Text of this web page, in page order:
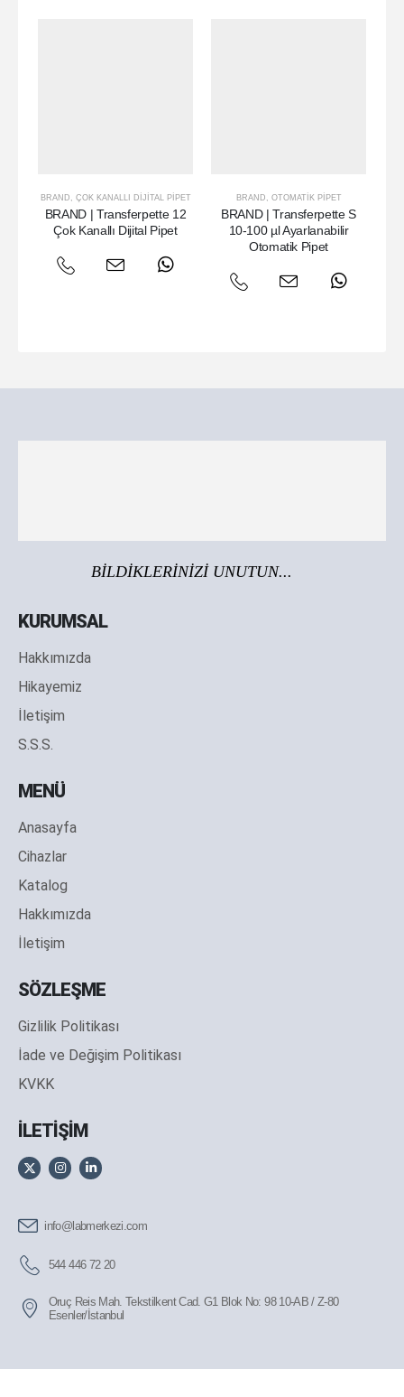
BRAND , ÇOK KANALLI DIJITAL PIPET
BRAND | Transferpette 12
Çok Kanallı Dijital Pipet
BRAND , OTOMATIK PIPET
BRAND | Transferpette S
10-100 µl Ayarlanabilir
Otomatik Pipet
BİLDİKLERİNİZİ UNUTUN...
KURUMSAL
Hakkımızda
Hikayemiz
İletişim
S.S.S.
MENÜ
Anasayfa
Cihazlar
Katalog
Hakkımızda
İletişim
SÖZLEŞME
Gizlilik Politikası
İade ve Değişim Politikası
KVKK
İLETİŞİM
info@labmerkezi.com
544 446 72 20
Oruç Reis Mah. Tekstilkent Cad. G1 Blok No: 98 10-AB / Z-80
Esenler/İstanbul